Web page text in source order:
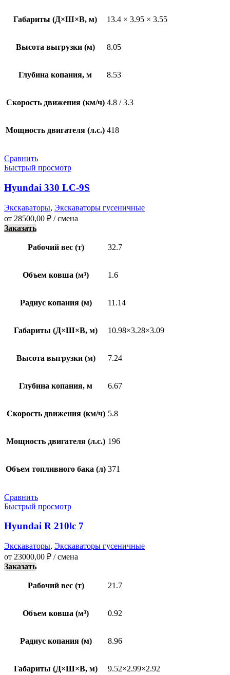
Габариты (Д×Ш×В, м) 13.4 × 3.95 × 3.55
Высота выгрузки (м) 8.05
Глубина копания, м 8.53
Скорость движения (км/ч) 4.8 / 3.3
Мощность двигателя (л.с.) 418
Сравнить
Быстрый просмотр
Hyundai 330 LC-9S
Экскаваторы, Экскаваторы гусеничные
от 28500,00 ₽ / смена
Заказать
Рабочий вес (т) 32.7
Объем ковша (м³) 1.6
Радиус копания (м) 11.14
Габариты (Д×Ш×В, м) 10.98×3.28×3.09
Высота выгрузки (м) 7.24
Глубина копания, м 6.67
Скорость движения (км/ч) 5.8
Мощность двигателя (л.с.) 196
Объем топливного бака (л) 371
Сравнить
Быстрый просмотр
Hyundai R 210lc 7
Экскаваторы, Экскаваторы гусеничные
от 23000,00 ₽ / смена
Заказать
Рабочий вес (т) 21.7
Объем ковша (м³) 0.92
Радиус копания (м) 8.96
Габариты (Д×Ш×В, м) 9.52×2.99×2.92